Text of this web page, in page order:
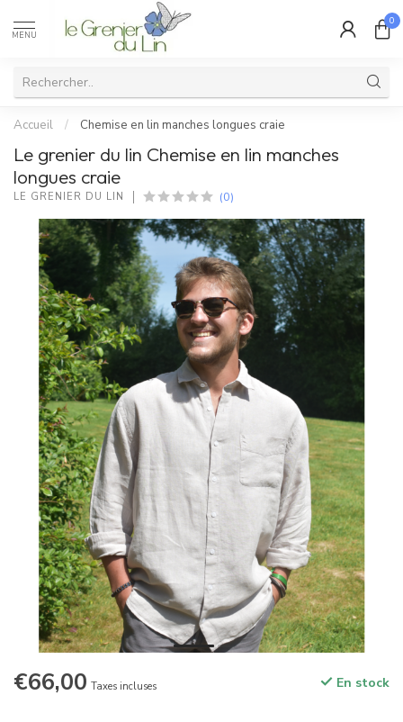
MENU
0
Accueil / Chemise en lin manches longues craie
Le grenier du lin Chemise en lin manches
longues craie
LE GRENIER DU LIN (0)
€66,00 Taxes incluses En stock